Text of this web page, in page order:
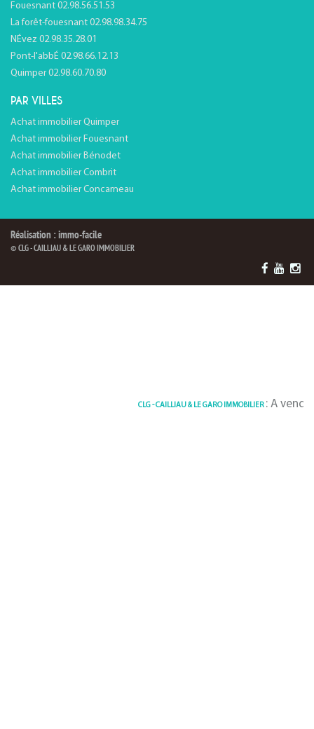
Fouesnant 02.98.56.51.53
La forêt-fouesnant 02.98.98.34.75
NÉvez 02.98.35.28.01
Pont-l'abbÉ 02.98.66.12.13
Quimper 02.98.60.70.80
PAR VILLES
Achat immobilier Quimper
Achat immobilier Fouesnant
Achat immobilier Bénodet
Achat immobilier Combrit
Achat immobilier Concarneau
Réalisation : immo-facile
© CLG - CAILLIAU & LE GARO IMMOBILIER
CLG - CAILLIAU & LE GARO IMMOBILIER: A vendre Parking